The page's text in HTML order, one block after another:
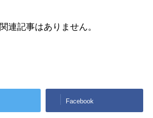
関連記事はありません。
Facebook